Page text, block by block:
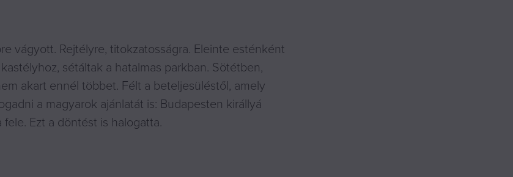
vágyott. Rejtélyre, titokzatosságra. Eleinte esténként
sétáltak a hatalmas parkban. Sötétben,
akart ennél többet. Félt a beteljesüléstől, amely
a magyarok ajánlatát is: Budapesten királlyá
Ezt a döntést is halogatta.